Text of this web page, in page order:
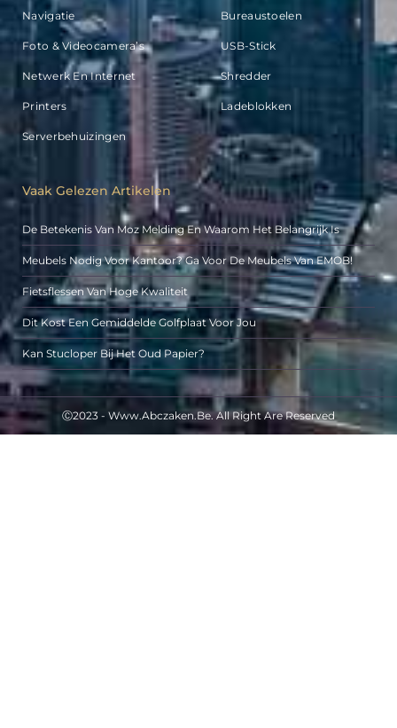
Navigatie
Foto & Videocamera’s
Netwerk En Internet
Printers
Serverbehuizingen
Bureaustoelen
USB-Stick
Shredder
Ladeblokken
Vaak Gelezen Artikelen
De Betekenis Van Moz Melding En Waarom Het Belangrijk Is
Meubels Nodig Voor Kantoor? Ga Voor De Meubels Van EMOB!
Fietsflessen Van Hoge Kwaliteit
Dit Kost Een Gemiddelde Golfplaat Voor Jou
Kan Stucloper Bij Het Oud Papier?
Ⓒ2023 - Www.abczaken.be. All Right Are Reserved